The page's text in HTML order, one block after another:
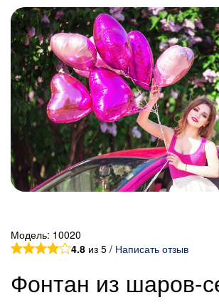
Модель: 10020
4.8 из 5 / Написать отзыв
Фонтан из шаров-